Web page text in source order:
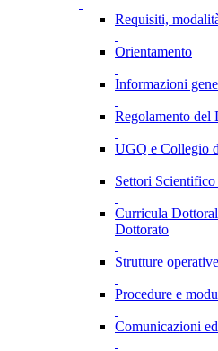
Requisiti,
Orientamento
Informazioni
Regolamento del
UGQ e Collegio
Settori
Curricula
Dottorato
Strutture
Procedure e
Comunicazioni